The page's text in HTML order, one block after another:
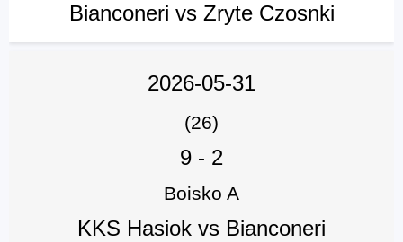
Bianconeri vs Zryte Czosnki
2026-05-31
(26)
9 - 2
Boisko A
KKS Hasiok vs Bianconeri